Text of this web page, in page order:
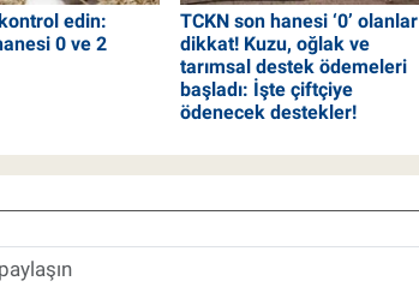
kontrol edin:
0 ve 2
TCKN son hanesi ‘0’ olanlar
dikkat! Kuzu, oğlak ve
tarımsal destek ödemeleri
başladı: İşte çiftçiye
ödenecek destekler!